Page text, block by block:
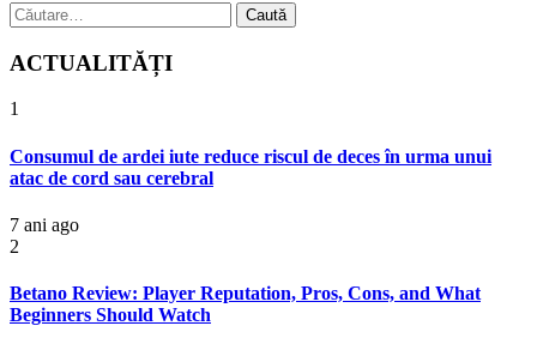
Caută
după:
ACTUALITĂȚI
1
Consumul de ardei iute reduce riscul de deces în urma unui
atac de cord sau cerebral
7 ani ago
2
Betano Review: Player Reputation, Pros, Cons, and What
Beginners Should Watch